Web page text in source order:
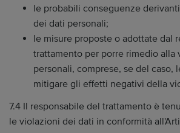
le probabili conseguenze
dei dati personali;
le misure proposte o adottate dal
trattamento per porre rimedio alla
personali, comprese, se del caso,
mitigare gli effetti negativi della
7.4 Il responsabile del trattamento è
le violazioni dei dati in conformità